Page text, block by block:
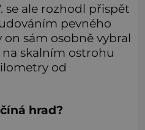
se ale rozhodl přispět
pevného
sám osobně vybral
skalním ostrohu
od
hrad?